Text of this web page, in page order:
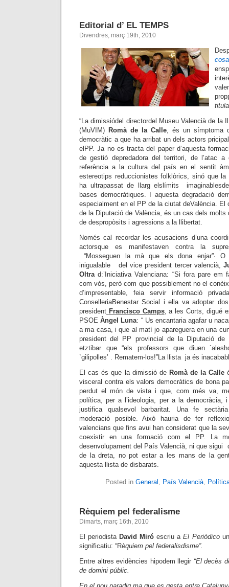
Editorial d’ EL TEMPS
Divendres, març 19th, 2010
“La dimissiódel directordel Museu Valencià de la
(MuVIM) Romà de la Calle, és un símptoma
democràtic a que ha arribat un dels actors
elPP. Ja no es tracta del paper d’aquesta
de gestió depredadora del territori, de l’atac
referència a la cultura del país en el sentit
estereotips reduccionistes folklòrics, sinó que
ha ultrapassat de llarg elslímits
bases democràtiques. I aquesta degradació
especialment en el PP de la ciutat deValència. El
de la Diputació de València, és un cas dels molts
de despropòsits i agressions a la llibertat.
Només cal recordar les acusacions d’una
actorsque es manifestaven contra la
“Mosseguen la mà que els dona enjar”· O
inigualable del vice president tercer valencià,
Oltrad:’Iniciativa Valenciana: “Si fora pare em
com vós, però com que possiblement no el
d’impresentable, feia servir informació
ConselleriaBenestar Social i ella va adoptar
president Francisco Camps, a les Corts, digué
PSOEÀngel Luna: “ Us encantaria agafar u
a ma casa, i que al matí jo apareguera en una
president del PP provincial de la Diputació
etztibar que “els professors que diuen
`gilipolles’ . Rematem-los!”La llista ja és
El cas és que la dimissió de Romà de la Calle
visceral contra els valors democràtics de bona
perdut el món de vista i que, com més va,
política, per a l’ideologia, per a la democràcia,
justifica qualsevol barbaritat. Una fe
moderació posible. Això hauria de fer
valencians que fins avui han considerat que la
coexistir en una formació com el PP. La
desenvolupament del País Valencià, ni que sigui
de la dreta, no pot estar a les mans de la
aquesta llista de disbarats.
Posted in General , País Valencià,
Rèquiem pel federalisme
Dimarts, març 16th, 2010
El periodista David Miró escriu aEl Periódicoun
significatiu: “Rèquiem pel federalisdisme”.
Entre altres evidències hipodem llegir “El decès
de domini públic.